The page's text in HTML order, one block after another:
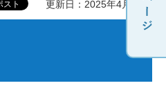
更新日：2025年4月10日